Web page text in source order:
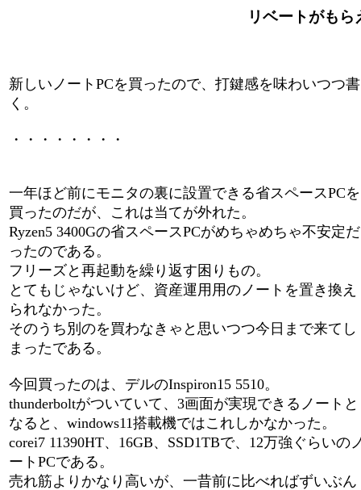
リベートがも
新しいノートPCを買ったので、打鍵感を味わいつつ書
く。
・・・・・・・・
一年ほど前にモニタの裏に設置できる省スペースPCを
買ったのだが、これは当てが外れた。
Ryzen5 3400Gの省スペースPCがめちゃめちゃ不安定だ
ったのである。
フリーズと再起動を繰り返す困りもの。
とてもじゃないけど、資産運用用のノートを置き換え
られなかった。
そのうち別のを買わなきゃと思いつつ今日まで来てし
まったである。
今回買ったのは、デルのInspiron15 5510。
thunderboltがついていて、3画面が実現できるノートと
なると、windows11搭載機ではこれしかなかった。
corei7 11390HT、16GB、SSD1TBで、12万強ぐらいの
ートPCである。
売れ筋よりかなり高いが、一昔前に比べればずいぶん